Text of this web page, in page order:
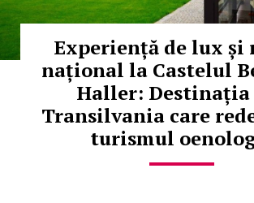
Experiență de lux și
național la Castelul
Haller:
Transilvania care
turismul